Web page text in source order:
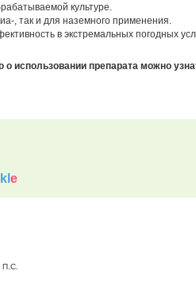
культуре.
, так и для наземного применения.
в экстремальных погодных
использовании препарата можно
e
П.С.